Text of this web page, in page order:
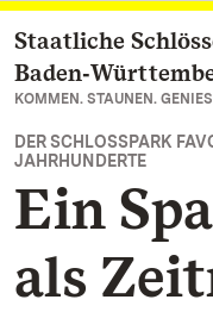
Zum Hauptinhalt
Staatliche
KOMMEN. STAUNEN.
DER SCHLOSSPARK
JAHRHUNDERTE
Ein
als